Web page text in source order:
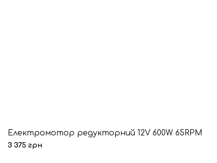
Електромотор редукторний 12V 600W 65RPM
3 375 грн